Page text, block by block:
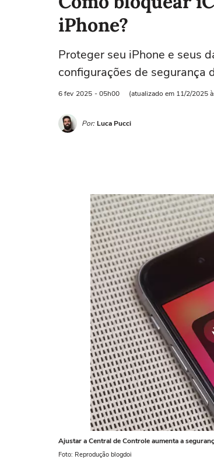
iPhone?
Proteger seu iPhone e seus
configurações de segurança
6 fev 2025 - 05h00 (atualizado em 11/2/2025
Por: Luca Pucci
Ajustar a Central de Controle aumenta a
Foto: Reprodução blogdoi